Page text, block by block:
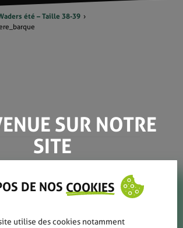
été – Taille 38-39
SUR NOTRE
SITE
DE NOS COOKIES
utilise des cookies notamment